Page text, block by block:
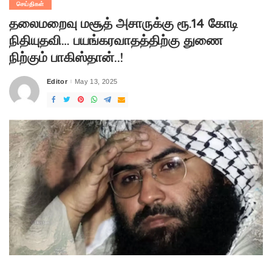
செய்திகள்
தலைமறைவு மசூத் அசாருக்கு ரூ.14 கோடி
நிதியுதவி… பயங்கரவாதத்திற்கு துணை
நிற்கும் பாகிஸ்தான்..!
Posted
Editor May 13, 2025